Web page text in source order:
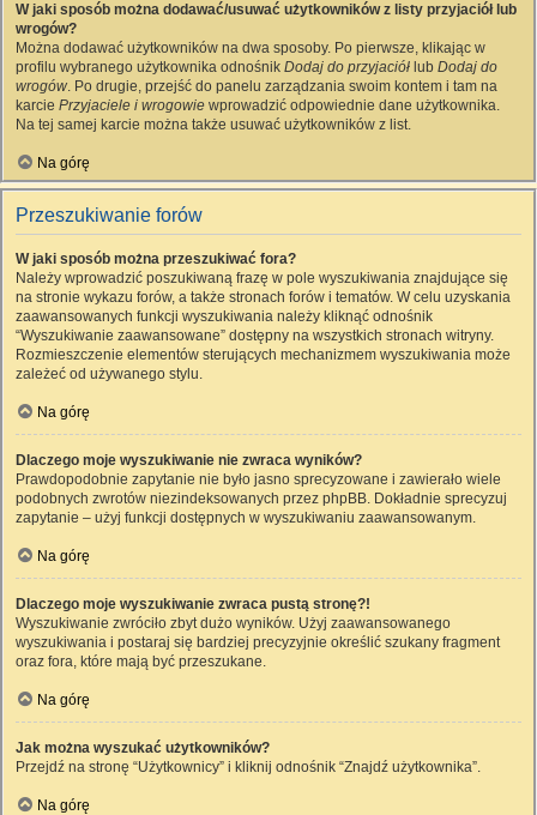
W jaki sposób można dodawać/usuwać użytkowników z listy przyjaciół lub
wrogów?
Można dodawać użytkowników na dwa sposoby. Po pierwsze, klikając w
profilu wybranego użytkownika odnośnik Dodaj do przyjaciół lub Dodaj do
wrogów. Po drugie, przejść do panelu zarządzania swoim kontem i tam na
karcie Przyjaciele i wrogowie wprowadzić odpowiednie dane użytkownika.
Na tej samej karcie można także usuwać użytkowników z list.
Na górę
Przeszukiwanie forów
W jaki sposób można przeszukiwać fora?
Należy wprowadzić poszukiwaną frazę w pole wyszukiwania znajdujące się
na stronie wykazu forów, a także stronach forów i tematów. W celu uzyskania
zaawansowanych funkcji wyszukiwania należy kliknąć odnośnik
“Wyszukiwanie zaawansowane” dostępny na wszystkich stronach witryny.
Rozmieszczenie elementów sterujących mechanizmem wyszukiwania może
zależeć od używanego stylu.
Na górę
Dlaczego moje wyszukiwanie nie zwraca wyników?
Prawdopodobnie zapytanie nie było jasno sprecyzowane i zawierało wiele
podobnych zwrotów niezindeksowanych przez phpBB. Dokładnie sprecyzuj
zapytanie – użyj funkcji dostępnych w wyszukiwaniu zaawansowanym.
Na górę
Dlaczego moje wyszukiwanie zwraca pustą stronę?!
Wyszukiwanie zwróciło zbyt dużo wyników. Użyj zaawansowanego
wyszukiwania i postaraj się bardziej precyzyjnie określić szukany fragment
oraz fora, które mają być przeszukane.
Na górę
Jak można wyszukać użytkowników?
Przejdź na stronę “Użytkownicy” i kliknij odnośnik “Znajdź użytkownika”.
Na górę